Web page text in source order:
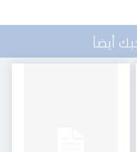
أيضاً